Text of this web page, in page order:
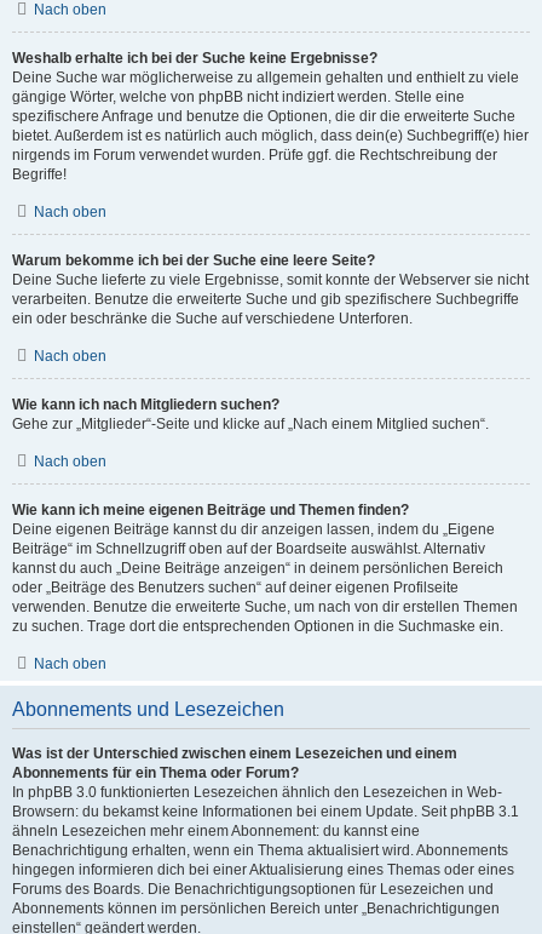
Nach oben
Weshalb erhalte ich bei der Suche keine Ergebnisse?
Deine Suche war möglicherweise zu allgemein gehalten und enthielt zu viele
gängige Wörter, welche von phpBB nicht indiziert werden. Stelle eine
spezifischere Anfrage und benutze die Optionen, die dir die erweiterte Suche
bietet. Außerdem ist es natürlich auch möglich, dass dein(e) Suchbegriff(e) hier
nirgends im Forum verwendet wurden. Prüfe ggf. die Rechtschreibung der
Begriffe!
Nach oben
Warum bekomme ich bei der Suche eine leere Seite?
Deine Suche lieferte zu viele Ergebnisse, somit konnte der Webserver sie nicht
verarbeiten. Benutze die erweiterte Suche und gib spezifischere Suchbegriffe
ein oder beschränke die Suche auf verschiedene Unterforen.
Nach oben
Wie kann ich nach Mitgliedern suchen?
Gehe zur „Mitglieder“-Seite und klicke auf „Nach einem Mitglied suchen“.
Nach oben
Wie kann ich meine eigenen Beiträge und Themen finden?
Deine eigenen Beiträge kannst du dir anzeigen lassen, indem du „Eigene
Beiträge“ im Schnellzugriff oben auf der Boardseite auswählst. Alternativ
kannst du auch „Deine Beiträge anzeigen“ in deinem persönlichen Bereich
oder „Beiträge des Benutzers suchen“ auf deiner eigenen Profilseite
verwenden. Benutze die erweiterte Suche, um nach von dir erstellen Themen
zu suchen. Trage dort die entsprechenden Optionen in die Suchmaske ein.
Nach oben
Abonnements und Lesezeichen
Was ist der Unterschied zwischen einem Lesezeichen und einem
Abonnements für ein Thema oder Forum?
In phpBB 3.0 funktionierten Lesezeichen ähnlich den Lesezeichen in Web-
Browsern: du bekamst keine Informationen bei einem Update. Seit phpBB 3.1
ähneln Lesezeichen mehr einem Abonnement: du kannst eine
Benachrichtigung erhalten, wenn ein Thema aktualisiert wird. Abonnements
hingegen informieren dich bei einer Aktualisierung eines Themas oder eines
Forums des Boards. Die Benachrichtigungsoptionen für Lesezeichen und
Abonnements können im persönlichen Bereich unter „Benachrichtigungen
einstellen“ geändert werden.